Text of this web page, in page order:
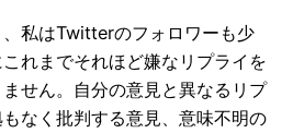
私はTwitterのフォロワーも少
れまでそれほど嫌なリプライを
せん。自分の意見と異なるリプ
なく批判する意見、意味不明の